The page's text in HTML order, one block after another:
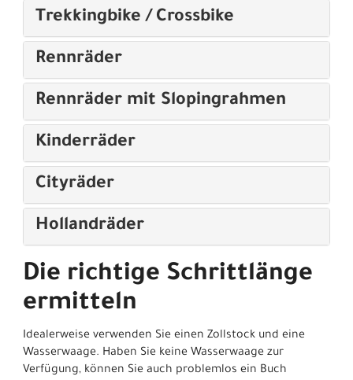
Trekkingbike / Crossbike
Rennräder
Rennräder mit Slopingrahmen
Kinderräder
Cityräder
Hollandräder
Die richtige Schrittlänge
ermitteln
Idealerweise verwenden Sie einen Zollstock und eine
Wasserwaage. Haben Sie keine Wasserwaage zur
Verfügung, können Sie auch problemlos ein Buch